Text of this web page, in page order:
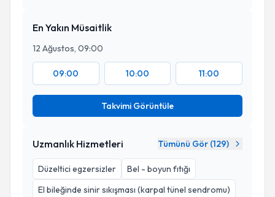
En Yakın Müsaitlik
12 Ağustos, 09:00
09:00 10:00 11:00
Takvimi Görüntüle
Uzmanlık Hizmetleri Tümünü Gör (129)
Düzeltici egzersizler
Bel - boyun fıtığı
El bileğinde sinir sıkışması (karpal tünel sendromu)